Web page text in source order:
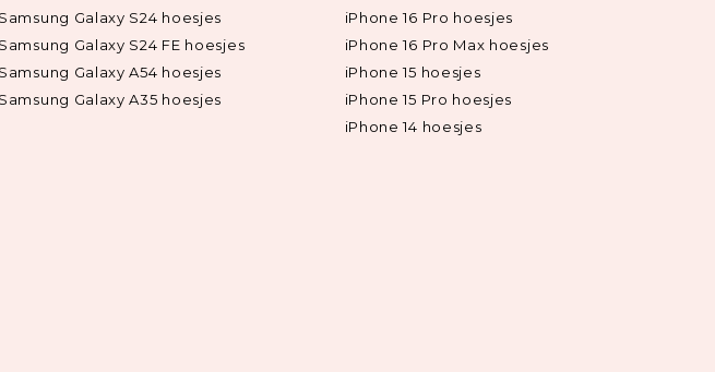
Samsung Galaxy S24 hoesjes
Samsung Galaxy S24 FE hoesjes
Samsung Galaxy A54 hoesjes
Samsung Galaxy A35 hoesjes
iPhone 16 Pro hoesjes
iPhone 16 Pro Max hoesjes
iPhone 15 hoesjes
iPhone 15 Pro hoesjes
iPhone 14 hoesjes